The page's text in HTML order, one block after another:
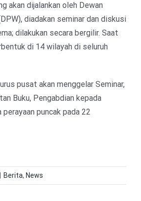
akan dijalankan oleh Dewan
diadakan seminar dan diskusi
dilakukan secara bergilir. Saat
di 14 wilayah di seluruh
pusat akan menggelar Seminar,
Buku, Pengabdian kepada
perayaan puncak pada 22
Berita, News